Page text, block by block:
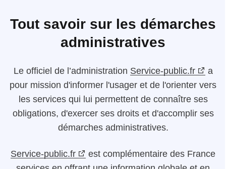
Tout savoir sur les démarches
administratives
Le officiel de l’administration Service-public.fr
a
pour mission d'informer l'usager et de l'orienter vers
les services qui lui permettent de connaître ses
obligations, d'exercer ses droits et d'accomplir ses
démarches administratives.
Service-public.fr
est complémentaire des France